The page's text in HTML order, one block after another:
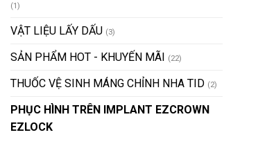
(1)
VẬT LIỆU LẤY DẤU (3)
SẢN PHẨM HOT - KHUYẾN MÃI (22)
THUỐC VỆ SINH MÁNG CHỈNH NHA TID (2)
PHỤC HÌNH TRÊN IMPLANT EZCROWN
EZLOCK